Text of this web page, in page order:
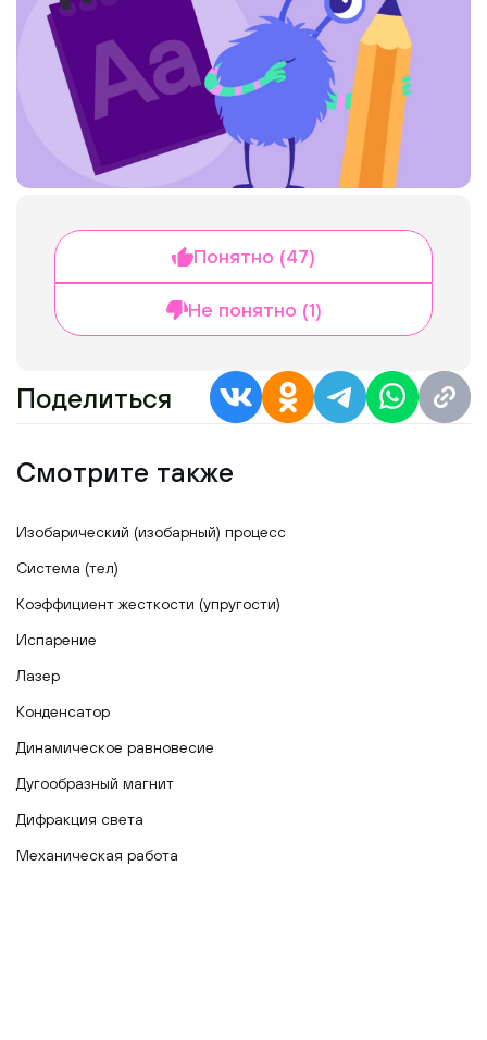
Понятно (47)
Не понятно (1)
Поделиться
Смотрите также
Изобарический (изобарный) процесс
Система (тел)
Коэффициент жесткости (упругости)
Испарение
Лазер
Конденсатор
Динамическое равновесие
Дугообразный магнит
Дифракция света
Механическая работа